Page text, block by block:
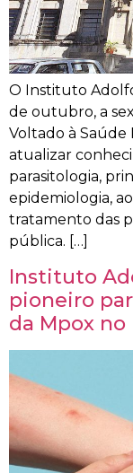
O Instituto
de outubro, a
Voltado à
atualizar
parasitologia,
epidemiologia,
tratamento das
pública. […]
Instituto
pioneiro
da Mpox no